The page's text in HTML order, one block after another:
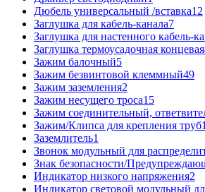
Дюбель универсальный /вставка12
Заглушка для кабель-канала7
Заглушка для настенного кабель-
Заглушка термоусадочная концевая
Зажим балочный5
Зажим безвинтовой клеммный49
Зажим заземления2
Зажим несущего троса15
Зажим соединительный,
Зажим/Клипса для крепления труб
Заземлитель1
Звонок модульный для
Знак безопасности/
Индикатор низкого напряжения2
Индикатор световой модульный